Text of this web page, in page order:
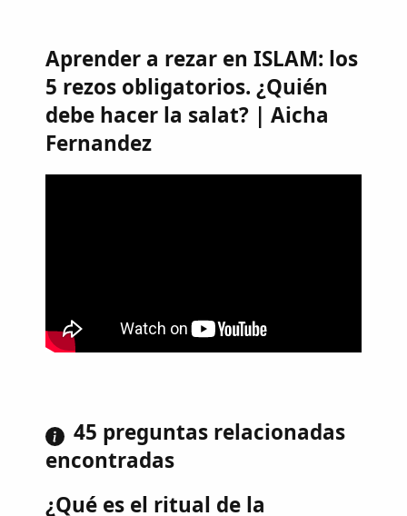
Aprender a rezar en ISLAM: los
5 rezos obligatorios. ¿Quién
debe hacer la salat? | Aicha
Fernandez
45 preguntas relacionadas
encontradas
¿Qué es el ritual de la